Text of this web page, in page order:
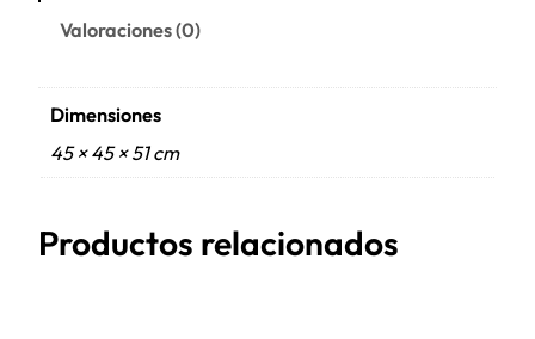
Valoraciones (0)
Dimensiones
45 × 45 × 51 cm
Productos relacionados